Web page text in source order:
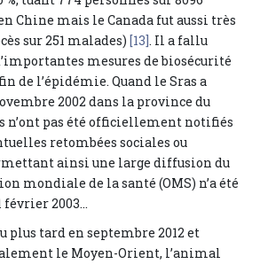
Chine mais le Canada fut aussi très
sur 251 malades) [13]. Il a fallu
mesures de biosécurité
de l’épidémie. Quand le Sras a
2002 dans la province du
n’ont pas été officiellement notifiés
retombées sociales ou
ainsi une large diffusion du
mondiale de la santé (OMS) n’a été
février 2003…
plus tard en septembre 2012 et
le Moyen-Orient, l’animal